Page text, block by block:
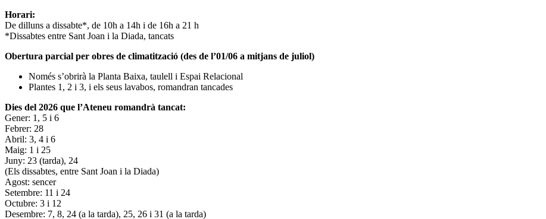
Horari:
De dilluns a dissabte*, de 10h a 14h i de 16h a 21 h
*Dissabtes entre Sant Joan i la Diada, tancats
Obertura parcial per obres de climatització (des de l’01/06 a mitjans de juliol)
Només s’obrirà la Planta Baixa, taulell i Espai Relacional
Plantes 1, 2 i 3, i els seus lavabos, romandran tancades
Dies del 2026 que l’Ateneu romandrà tancat:
Gener: 1, 5 i 6
Febrer: 28
Abril: 3, 4 i 6
Maig: 1 i 25
Juny: 23 (tarda), 24
(Els dissabtes, entre Sant Joan i la Diada)
Agost: sencer
Setembre: 11 i 24
Octubre: 3 i 12
Desembre: 7, 8, 24 (a la tarda), 25, 26 i 31 (a la tarda)